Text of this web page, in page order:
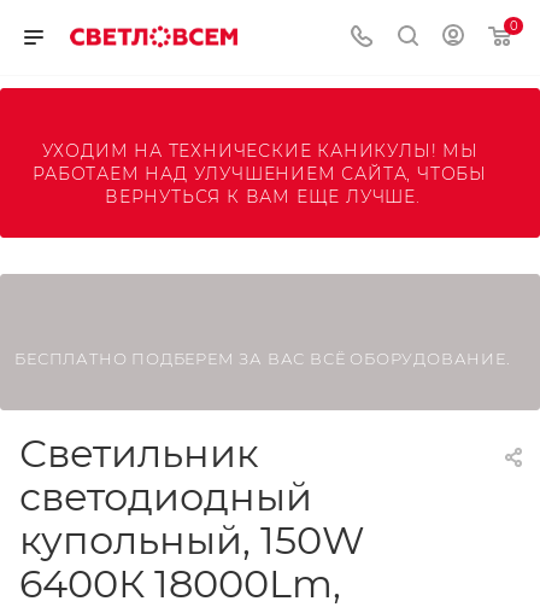
0
УХОДИМ НА ТЕХНИЧЕСКИЕ КАНИКУЛЫ! МЫ
РАБОТАЕМ НАД УЛУЧШЕНИЕМ САЙТА, ЧТОБЫ
ВЕРНУТЬСЯ К ВАМ ЕЩЕ ЛУЧШЕ.
БЕСПЛАТНО ПОДБЕРЕМ ЗА ВАС ВСЁ ОБОРУДОВАНИЕ.
Светильник
светодиодный
купольный, 150W
6400К 18000Lm,